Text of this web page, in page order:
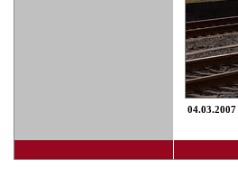
04.03.2007